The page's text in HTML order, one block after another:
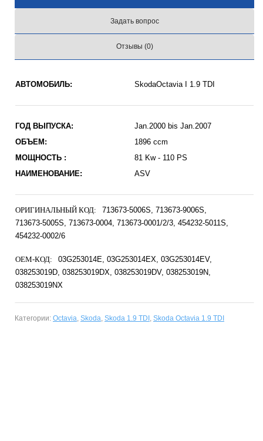
Задать вопрос
Отзывы (0)
АВТОМОБИЛЬ: SkodaOctavia I 1.9 TDI
ГОД ВЫПУСКА:
Jan.2000 bis Jan.2007
ОБЪЕМ:
1896 ccm
МОЩНОСТЬ :
81 Kw - 110 PS
НАИМЕНОВАНИЕ:
ASV
ОРИГИНАЛЬНЫЙ КОД: 713673-5006S 713673-9006S
713673-5005S 713673-0004 713673-0001/2/3 454232-5011S
454232-0002/6
OEM-КОД: 03G253014E 03G253014EX 03G253014EV
038253019D 038253019DX 038253019DV 038253019N
038253019NX
Категории: Octavia, Skoda, Skoda 1.9 TDI , Skoda Octavia 1.9 TDI